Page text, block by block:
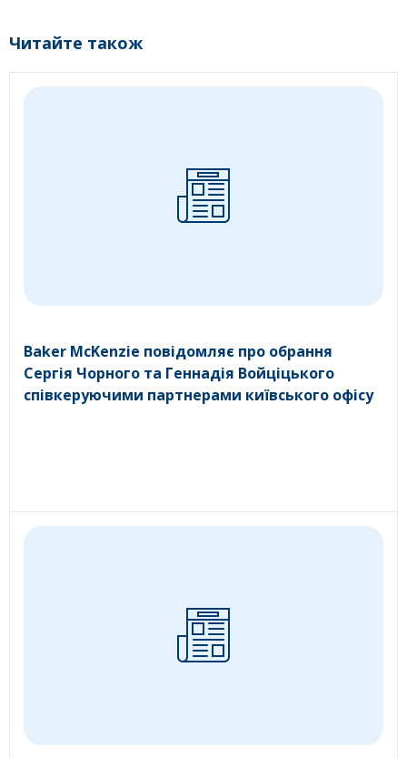
Читайте також
Baker McKenzie повідомляє про обрання
Сергія Чорного та Геннадія Войціцького
співкеруючими партнерами київського офісу